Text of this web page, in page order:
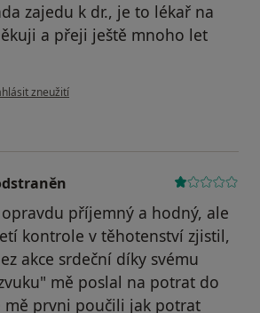
zajedu k dr., je to lékař na
a přeji ještě mnoho let
názoru uživatele Váš účet byl odstraněn
zneužití
příjemný a hodný, ale
kontrole v těhotenství zjistil,
akce srdeční díky svému
mě poslal na potrat do
mě prvni poučili jak potrat